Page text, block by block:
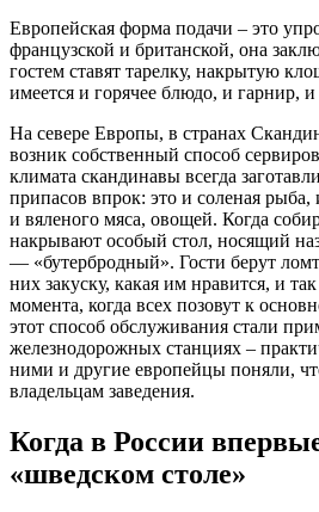
Европейская форма подачи – это
французской и британской, она
гостем ставят тарелку, накрытую
имеется и горячее блюдо, и гарнир, и
На севере Европы, в странах
возник собственный способ
климата скандинавы всегда
припасов впрок: это и соленая
и вяленого мяса, овощей. Когда
накрывают особый стол, носящий
— «бутербродный». Гости берут
них закуску, какая им нравится, и
момента, когда всех позовут к
этот способ обслуживания стали
железнодорожных станциях –
ними и другие европейцы поняли,
владельцам заведения.
Когда в России
«шведском столе»